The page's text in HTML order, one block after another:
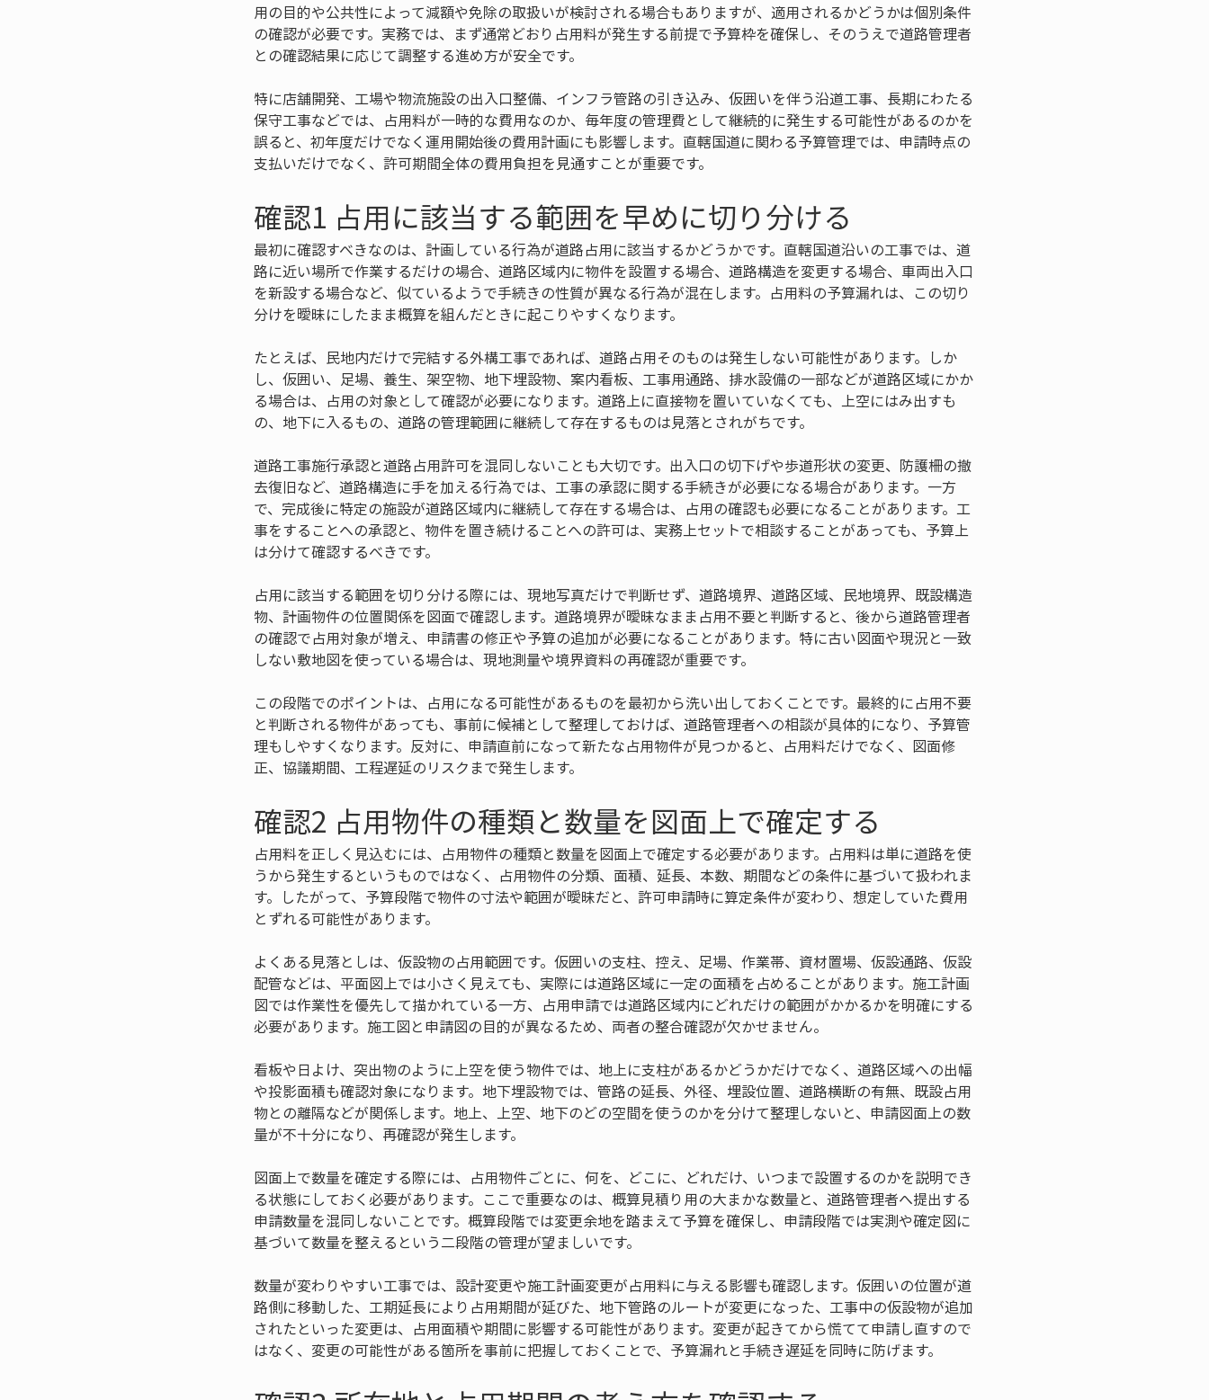
用の目的や公共性によって減額や免除の取扱いが検討される場合もありますが、適用されるかどうかは個別条件
の確認が必要です。実務では、まず通常どおり占用料が発生する前提で予算枠を確保し、そのうえで道路管理者
との確認結果に応じて調整する進め方が安全です。
特に店舗開発、工場や物流施設の出入口整備、インフラ管路の引き込み、仮囲いを伴う沿道工事、長期にわたる
保守工事などでは、占用料が一時的な費用なのか、毎年度の管理費として継続的に発生する可能性があるのかを
誤ると、初年度だけでなく運用開始後の費用計画にも影響します。直轄国道に関わる予算管理では、申請時点の
支払いだけでなく、許可期間全体の費用負担を見通すことが重要です。
確認1 占用に該当する範囲を早めに切り分ける
最初に確認すべきなのは、計画している行為が道路占用に該当するかどうかです。直轄国道沿いの工事では、道
路に近い場所で作業するだけの場合、道路区域内に物件を設置する場合、道路構造を変更する場合、車両出入口
を新設する場合など、似ているようで手続きの性質が異なる行為が混在します。占用料の予算漏れは、この切り
分けを曖昧にしたまま概算を組んだときに起こりやすくなります。
たとえば、民地内だけで完結する外構工事であれば、道路占用そのものは発生しない可能性があります。しか
し、仮囲い、足場、養生、架空物、地下埋設物、案内看板、工事用通路、排水設備の一部などが道路区域にかか
る場合は、占用の対象として確認が必要になります。道路上に直接物を置いていなくても、上空にはみ出すも
の、地下に入るもの、道路の管理範囲に継続して存在するものは見落とされがちです。
道路工事施行承認と道路占用許可を混同しないことも大切です。出入口の切下げや歩道形状の変更、防護柵の撤
去復旧など、道路構造に手を加える行為では、工事の承認に関する手続きが必要になる場合があります。一方
で、完成後に特定の施設が道路区域内に継続して存在する場合は、占用の確認も必要になることがあります。工
事をすることへの承認と、物件を置き続けることへの許可は、実務上セットで相談することがあっても、予算上
は分けて確認するべきです。
占用に該当する範囲を切り分ける際には、現地写真だけで判断せず、道路境界、道路区域、民地境界、既設構造
物、計画物件の位置関係を図面で確認します。道路境界が曖昧なまま占用不要と判断すると、後から道路管理者
の確認で占用対象が増え、申請書の修正や予算の追加が必要になることがあります。特に古い図面や現況と一致
しない敷地図を使っている場合は、現地測量や境界資料の再確認が重要です。
この段階でのポイントは、占用になる可能性があるものを最初から洗い出しておくことです。最終的に占用不要
と判断される物件があっても、事前に候補として整理しておけば、道路管理者への相談が具体的になり、予算管
理もしやすくなります。反対に、申請直前になって新たな占用物件が見つかると、占用料だけでなく、図面修
正、協議期間、工程遅延のリスクまで発生します。
確認2 占用物件の種類と数量を図面上で確定する
占用料を正しく見込むには、占用物件の種類と数量を図面上で確定する必要があります。占用料は単に道路を使
うから発生するというものではなく、占用物件の分類、面積、延長、本数、期間などの条件に基づいて扱われま
す。したがって、予算段階で物件の寸法や範囲が曖昧だと、許可申請時に算定条件が変わり、想定していた費用
とずれる可能性があります。
よくある見落としは、仮設物の占用範囲です。仮囲いの支柱、控え、足場、作業帯、資材置場、仮設通路、仮設
配管などは、平面図上では小さく見えても、実際には道路区域に一定の面積を占めることがあります。施工計画
図では作業性を優先して描かれている一方、占用申請では道路区域内にどれだけの範囲がかかるかを明確にする
必要があります。施工図と申請図の目的が異なるため、両者の整合確認が欠かせません。
看板や日よけ、突出物のように上空を使う物件では、地上に支柱があるかどうかだけでなく、道路区域への出幅
や投影面積も確認対象になります。地下埋設物では、管路の延長、外径、埋設位置、道路横断の有無、既設占用
物との離隔などが関係します。地上、上空、地下のどの空間を使うのかを分けて整理しないと、申請図面上の数
量が不十分になり、再確認が発生します。
図面上で数量を確定する際には、占用物件ごとに、何を、どこに、どれだけ、いつまで設置するのかを説明でき
る状態にしておく必要があります。ここで重要なのは、概算見積り用の大まかな数量と、道路管理者へ提出する
申請数量を混同しないことです。概算段階では変更余地を踏まえて予算を確保し、申請段階では実測や確定図に
基づいて数量を整えるという二段階の管理が望ましいです。
数量が変わりやすい工事では、設計変更や施工計画変更が占用料に与える影響も確認します。仮囲いの位置が道
路側に移動した、工期延長により占用期間が延びた、地下管路のルートが変更になった、工事中の仮設物が追加
されたといった変更は、占用面積や期間に影響する可能性があります。変更が起きてから慌てて申請し直すので
はなく、変更の可能性がある箇所を事前に把握しておくことで、予算漏れと手続き遅延を同時に防げます。